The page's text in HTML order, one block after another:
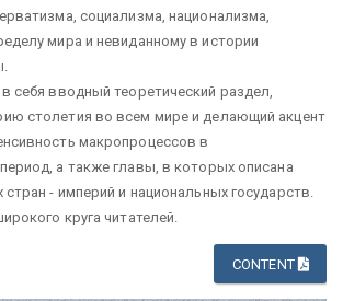
социализма, национализма,
мира и невиданному в истории
себя вводный теоретический раздел,
столетия во всем мире и делающий акцент
макропроцессов в
а также главы, в которых описана
- империй и национальных государств.
круга читателей.
CONTENT